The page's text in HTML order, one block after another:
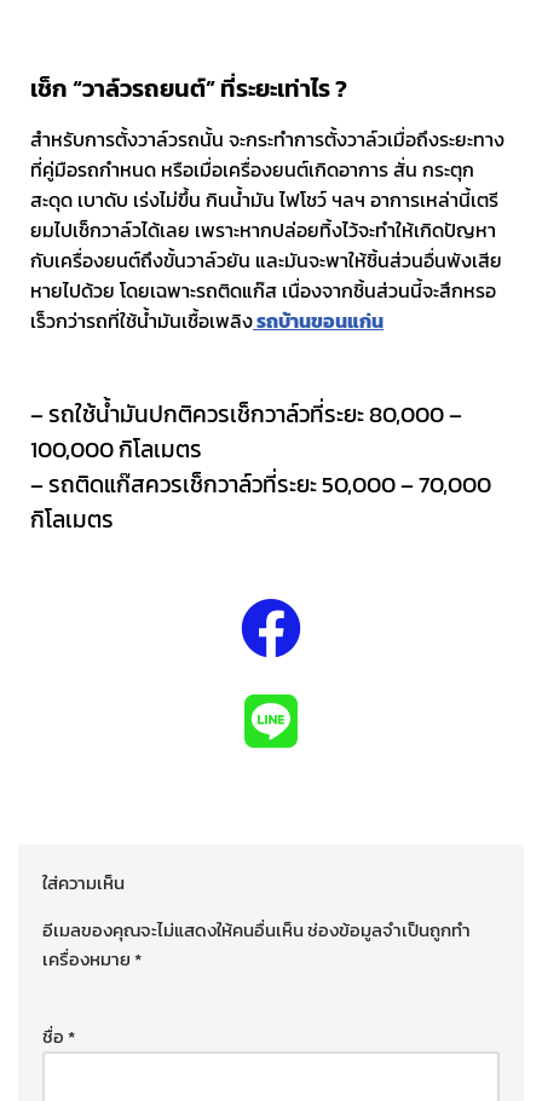
เช็ก “วาล์วรถยนต์” ที่ระยะเท่าไร ?
สำหรับการตั้งวาล์วรถนั้น จะกระทำการตั้งวาล์วเมื่อถึงระยะทาง
ที่คู่มือรถกำหนด หรือเมื่อเครื่องยนต์เกิดอาการ สั่น กระตุก
สะดุด เบาดับ เร่งไม่ขึ้น กินน้ำมัน ไฟโชว์ ฯลฯ อาการเหล่านี้เตรี
ยมไปเช็กวาล์วได้เลย เพราะหากปล่อยทิ้งไว้จะทำให้เกิดปัญหา
กับเครื่องยนต์ถึงขั้นวาล์วยัน และมันจะพาให้ชิ้นส่วนอื่นพังเสีย
หายไปด้วย โดยเฉพาะรถติดแก๊ส เนื่องจากชิ้นส่วนนี้จะสึกหรอ
เร็วกว่ารถที่ใช้น้ำมันเชื้อเพลิงรถบ้านขอนแก่น
– รถใช้น้ำมันปกติควรเช็กวาล์วที่ระยะ 80,000 –
100,000 กิโลเมตร
– รถติดแก๊สควรเช็กวาล์วที่ระยะ 50,000 – 70,000
กิโลเมตร
ใส่ความเห็น
อีเมลของคุณจะไม่แสดงให้คนอื่นเห็นช่องข้อมูลจำเป็นถูกทำ
เครื่องหมาย*
ชื่อ*